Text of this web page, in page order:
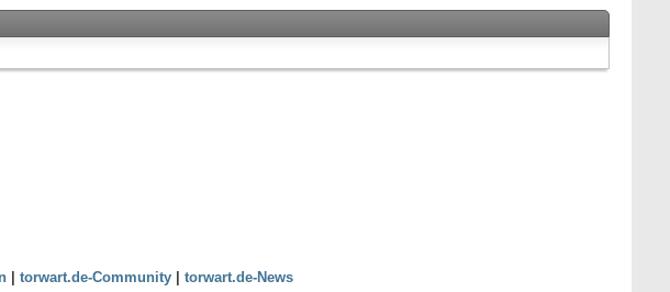
| torwart.de-Community| torwart.de-News